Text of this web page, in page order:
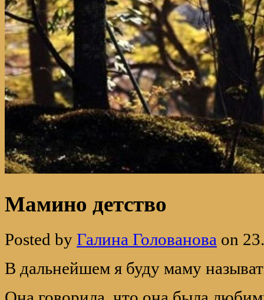
Мамино детство
Posted by Галина Голованова on
В дальнейшем я буду маму